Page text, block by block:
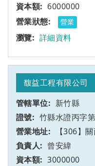
6000000
營業
詳細資料
馥益工程有限公司
新竹縣
竹縣水證丙字
【306】
曾安緯
3000000